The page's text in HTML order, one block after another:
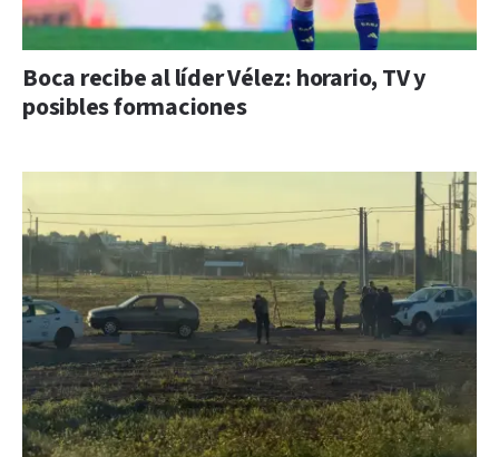
Boca recibe al líder Vélez: horario, TV y
posibles formaciones